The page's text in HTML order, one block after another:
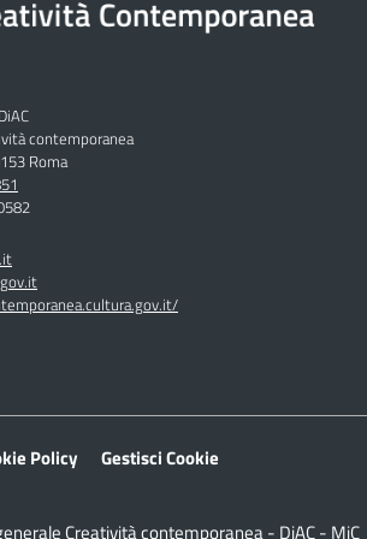
contemporanea
Roma
Policy
Gestisci Cookie
Creatività contemporanea - DiAC - MiC